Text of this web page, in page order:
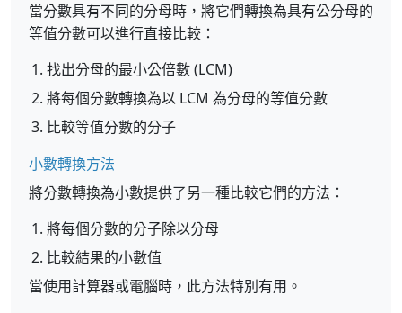
當分數具有不同的分母時，將它們轉換為具有公分母的
等值分數可以進行直接比較：
找出分母的最小公倍數 (LCM)
將每個分數轉換為以 LCM 為分母的等值分數
比較等值分數的分子
小數轉換方法
將分數轉換為小數提供了另一種比較它們的方法：
將每個分數的分子除以分母
比較結果的小數值
當使用計算器或電腦時，此方法特別有用。